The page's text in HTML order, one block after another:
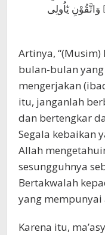
وَاتَّقُوْنِ يٰٓاُولِى
Artinya,
bulan-bulan
mengerjakan
itu, janganlah
dan bertengkar
Segala kebaikan
Allah
sesungguhnya
Bertakwalah
yang mempunyai
Karena itu,